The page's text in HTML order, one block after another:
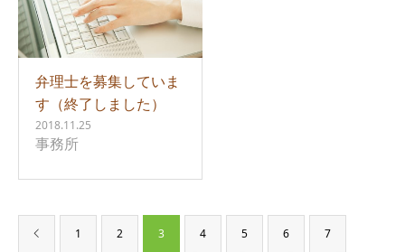
弁理士を募集していま
す（終了しました）
2018.11.25
事務所
1 2 3 4 5 6 7